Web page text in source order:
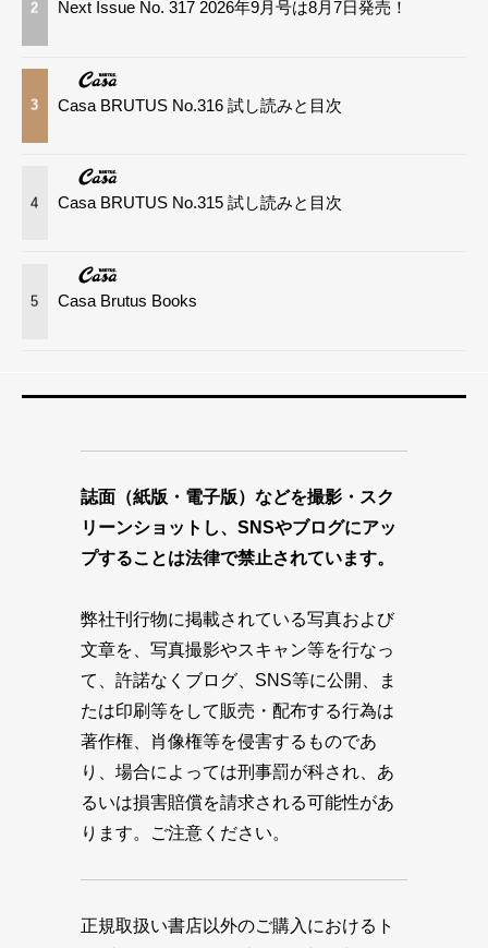
2 Next Issue No. 317 2026年9月号は8月7日発売！
3 Casa BRUTUS No.316 試し読みと目次
4 Casa BRUTUS No.315 試し読みと目次
5 Casa Brutus Books
誌面（紙版・電子版）などを撮影・スク
リーンショットし、SNSやブログにアッ
プすることは法律で禁止されています。
弊社刊行物に掲載されている写真および
文章を、写真撮影やスキャン等を行なっ
て、許諾なくブログ、SNS等に公開、ま
たは印刷等をして販売・配布する行為は
著作権、肖像権等を侵害するものであ
り、場合によっては刑事罰が科され、あ
るいは損害賠償を請求される可能性があ
ります。ご注意ください。
正規取扱い書店以外のご購入におけるト